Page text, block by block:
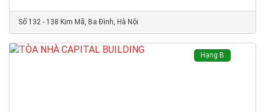
Số 132 - 138 Kim Mã, Ba Đình, Hà Nội
Hạng B